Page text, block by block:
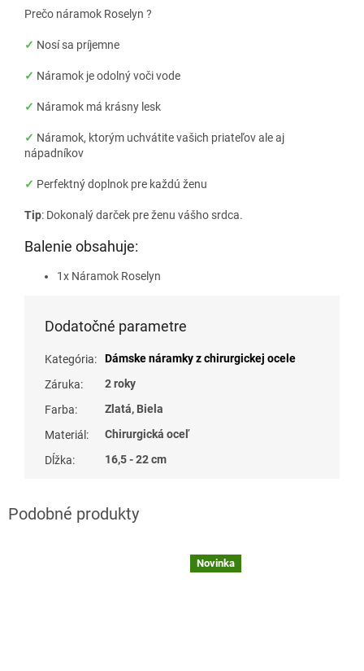
Prečo náramok Roselyn ?
✓ Nosí sa príjemne
✓ Náramok je odolný voči vode
✓ Náramok má krásny lesk
✓ Náramok, ktorým uchvátite vašich priateľov ale aj
nápadníkov
✓ Perfektný doplnok pre každú ženu
Tip: Dokonalý darček pre ženu vášho srdca.
Balenie obsahuje:
1x Náramok Roselyn
Dodatočné parametre
Kategória:
Dámske náramky z chirurgickej ocele
Záruka:
2 roky
Farba:
Zlatá, Biela
Materiál :
Chirurgická oceľ
Dĺžka: 16,5 - 22 cm
Novinka